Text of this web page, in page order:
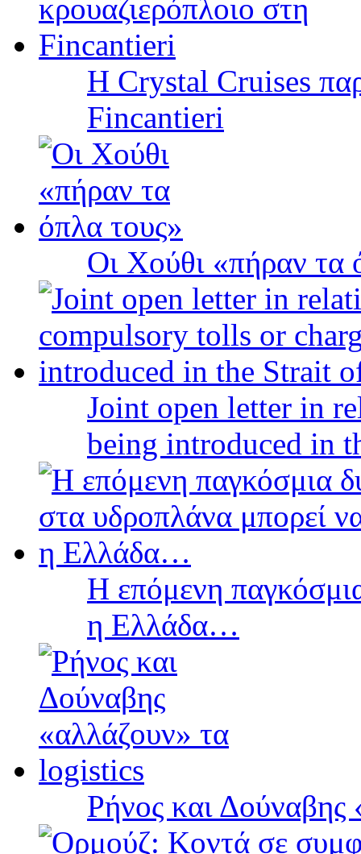
Η Crystal Cruises
Fincantieri
Οι Χούθι «πήραν τα
Joint open letter in
being introduced in
Η επόμενη
η Ελλάδα…
Ρήνος και